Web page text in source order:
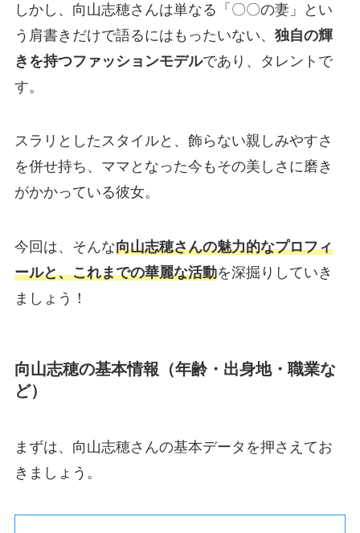
しかし、向山志穂さんは単なる「〇〇の妻」とい
う肩書きだけで語るにはもったいない、 独自の輝
きを持つファッションモデルであり、タレントで
す。
スラリとしたスタイルと、飾らない親しみやすさ
を併せ持ち、ママとなった今もその美しさに磨き
がかかっている彼女。
今回は、そんな向山志穂さんの魅力的なプロフィ
ールと、これまでの華麗な活動を深掘りしていき
ましょう！
向山志穂の基本情報（年齢・出身地・職業な
ど）
まずは、向山志穂さんの基本データを押さえてお
きましょう。